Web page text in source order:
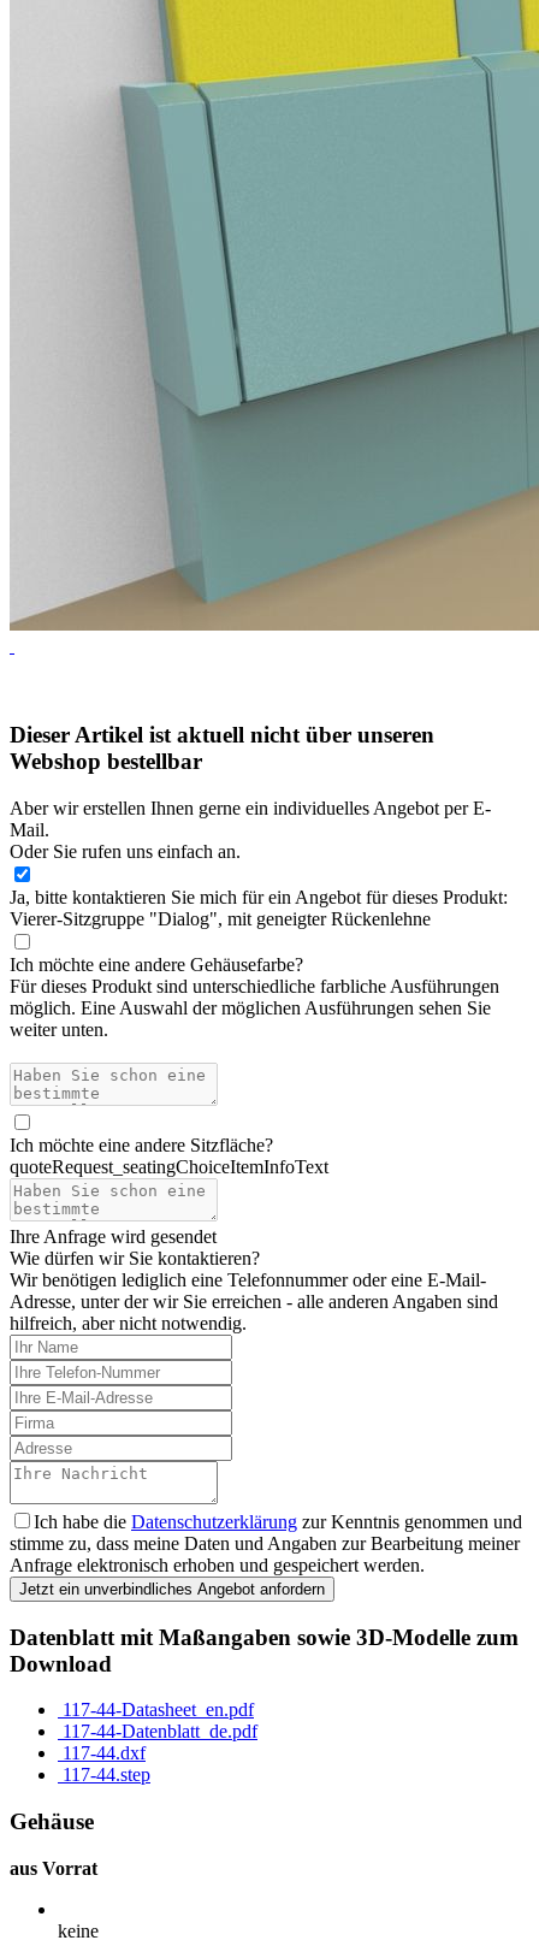
Dieser Artikel ist aktuell nicht über unseren
Webshop bestellbar
Aber wir erstellen Ihnen gerne ein individuelles Angebot per E-
Mail.
Oder Sie rufen uns einfach an.
Ja, bitte kontaktieren Sie mich für ein Angebot für dieses Produkt:
Vierer-Sitzgruppe "Dialog", mit geneigter Rückenlehne
Ich möchte eine andere Gehäusefarbe?
Für dieses Produkt sind unterschiedliche farbliche Ausführungen
möglich. Eine Auswahl der möglichen Ausführungen sehen Sie
weiter unten.
Ich möchte eine andere Sitzfläche?
quoteRequest_seatingChoiceItemInfoText
Ihre Anfrage wird gesendet
Wie dürfen wir Sie kontaktieren?
Wir benötigen lediglich eine Telefonnummer oder eine E-Mail-
Adresse, unter der wir Sie erreichen - alle anderen Angaben sind
hilfreich, aber nicht notwendig.
Ich habe die Datenschutzerklärung zur Kenntnis genommen und
stimme zu, dass meine Daten und Angaben zur Bearbeitung meiner
Anfrage elektronisch erhoben und gespeichert werden.
Jetzt ein unverbindliches Angebot anfordern
Datenblatt mit Maßangaben sowie 3D-Modelle zum
Download
117-44-Datasheet_en.pdf
117-44-Datenblatt_de.pdf
117-44.dxf
117-44.step
Gehäuse
aus Vorrat
keine